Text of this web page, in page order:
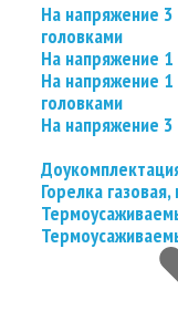
На напряжение
головками
На напряжение 1
На напряжение
головками
На напряжение 3
Горелка